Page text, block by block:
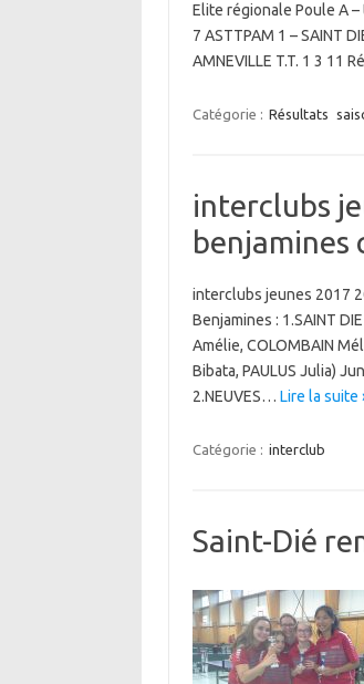
Elite régionale Poule A –
7 ASTTPAM 1 – SAINT
AMNEVILLE T.T. 1 3 11
Catégorie : Résultats
interclubs
benjamines
interclubs jeunes 2017
Benjamines : 1.SAINT
Amélie, COLOMBAIN
Bibata, PAULUS Julia)
2.NEUVES… Lire la suite
Catégorie : interclub
Saint-Dié